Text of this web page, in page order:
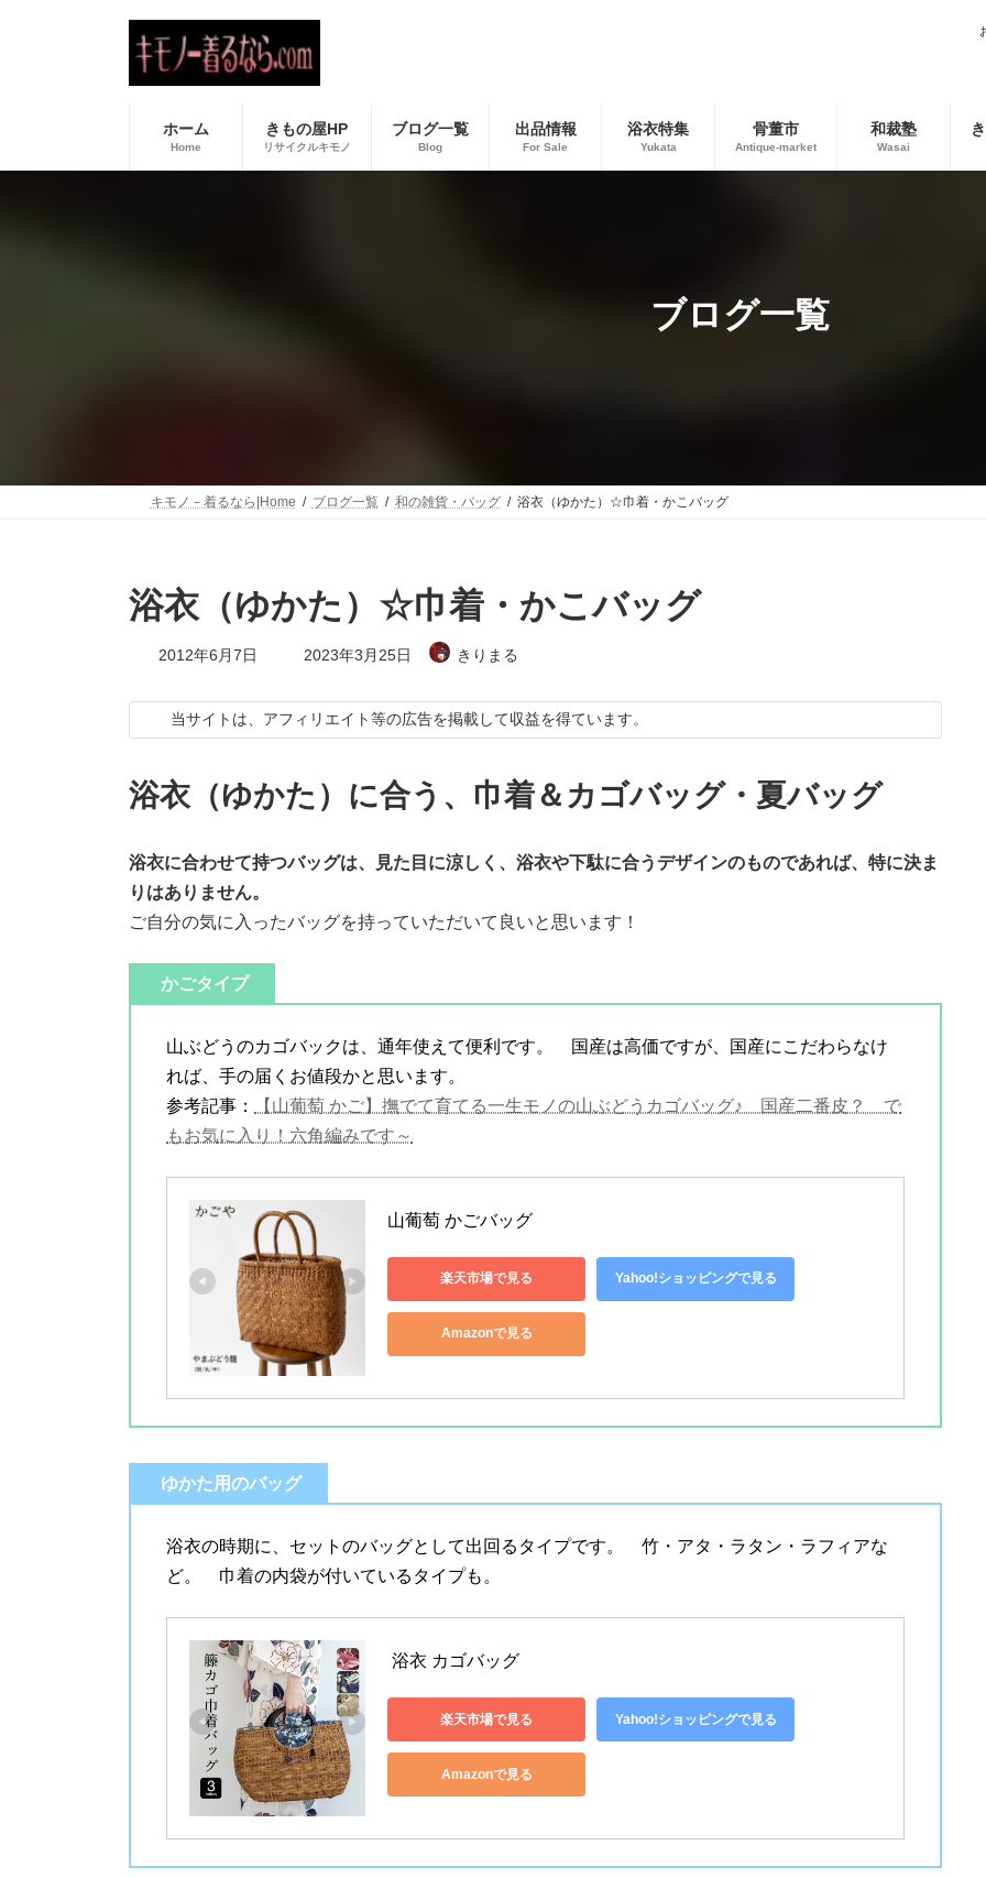
キ
に
ホーム
Home
きもの屋HP
リサイクルキモノ
ブログ一覧
Blog
出品情報
For Sale
浴衣特集
Yukata
骨董市
Antique-market
和裁塾
Wasai
ブログ一覧
キモノ－着るなら|Home ブログ一覧 和の雑貨・バッグ 浴衣（ゆかた）☆巾着・かこバッグ
浴衣（ゆかた）☆巾着・かこバッグ
2012年6月7日
最
終
新
日
2023年3月25日 きりまる
当サイトは、アフィリエイト等の広告を掲載して収益を得ています。
浴衣（ゆかた）に合う、巾着＆カゴバッグ・夏バッグ
浴衣に合わせて持つバッグは、見た目に涼しく、浴衣や下駄に合うデザインのものであれば、特に決ま
りはありません。
ご自分の気に入ったバッグを持っていただいて良いと思います！
かごタイプ
山ぶどうのカゴバックは、通年使えて便利です。 国産は高価ですが、国産にこだわらなけ
れば、手の届くお値段かと思います。
参考記事：
【山葡萄 かご】撫でて育てる一生モノの山ぶどうカゴバッグ♪ 国産二番皮？ で
もお気に入り！六角編みです～
山葡萄 かごバッグ
楽天市場で見る Yahoo!ショッピングで見る
Amazonで見る
ゆかた用のバッグ
浴衣の時期に、セットのバッグとして出回るタイプです。 竹・アタ・ラタン・ラフィアな
ど。 巾着の内袋が付いているタイプも。
浴衣 カゴバッグ
楽天市場で見る Yahoo!ショッピングで見る
Amazonで見る